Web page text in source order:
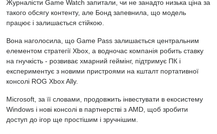
Журналісти Game Watch запитали, чи не занадто низька ціна за
такого обсягу контенту, але Бонд запевнила, що модель
працює і залишається стійкою.
Вона наголосила, що Game Pass залишається центральним
елементом стратегії Xbox, а водночас компанія робить ставку
на гнучкість - розвиває хмарний геймінг, підтримує ПК і
експериментує з новими пристроями на кшталт портативної
консолі ROG Xbox Ally.
Microsoft, за її словами, продовжить інвестувати в екосистему
Windows і нові консолі в партнерстві з AMD, щоб зробити
доступ до ігор ще простішим і зручнішим.